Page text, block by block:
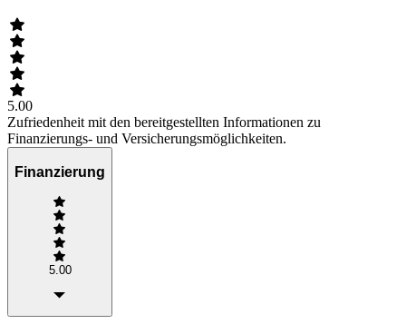
5.00
Zufriedenheit mit den bereitgestellten Informationen zu
Finanzierungs- und Versicherungsmöglichkeiten.
Finanzierung
5.00